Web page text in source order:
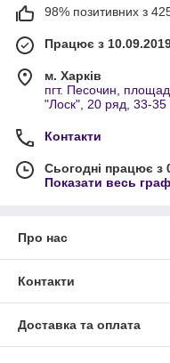
98% позитивних з 425
Працює з
м. Харків
пгт. Песочин,
"Лоск", 20 ряд, 33-35
Контакти
Сьогодні працює з
Показати весь
Про нас
Контакти
Доставка та оплата